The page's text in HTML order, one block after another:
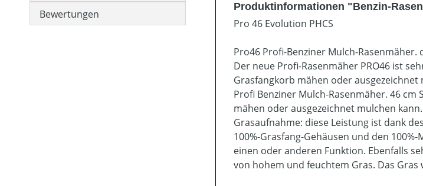
Bewertungen
Produktinformationen "Benzin-
Pro 46 Evolution PHCS
Pro46 Profi-Benziner Mulch-Rasenmäher.
Der neue Profi-Rasenmäher PRO46 ist
Grasfangkorb mähen oder ausgezeichnet
Profi Benziner Mulch-Rasenmäher. 46
mähen oder ausgezeichnet mulchen
Grasaufnahme: diese Leistung ist dank
100%-Grasfang-Gehäusen und den
einen oder anderen Funktion. Ebenfalls
von hohem und feuchtem Gras. Das